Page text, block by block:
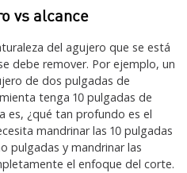
vs alcance
del agujero que se está
debe remover. Por ejemplo, un
de dos pulgadas de
tenga 10 pulgadas de
es, ¿qué tan profundo es el
mandrinar las 10 pulgadas
pulgadas y mandrinar las
el enfoque del corte.